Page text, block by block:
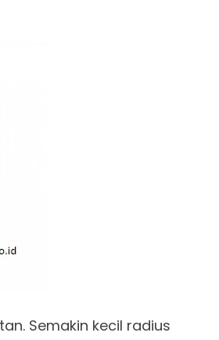
Semakin kecil radius